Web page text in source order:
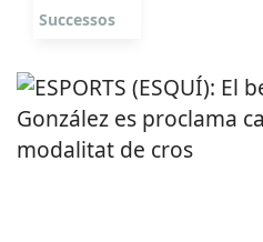
Successos